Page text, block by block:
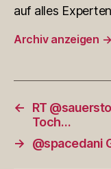
auf alles
Archiv anzeigen →
←
RT
Toch…
→
@spacedani